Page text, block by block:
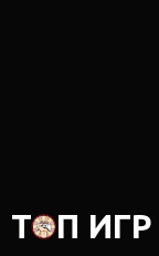
ТОП ИГР